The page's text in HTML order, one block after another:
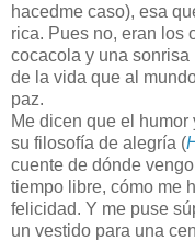
hacedme caso), esa
rica. Pues no, eran los
cocacola y una
de la vida que al
paz.
Me dicen que el
su filosofía de alegría (
cuente de dónde
tiempo libre, cómo me
felicidad. Y me puse
un vestido para una